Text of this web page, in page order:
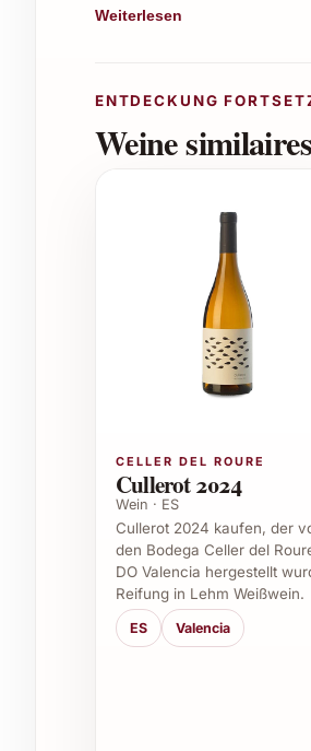
Anbauregion:
Laventura Malvasia
hervorragender
Salaten. Ebenso macht
gemütlichen Abendessen.
Passende Anlässe zum
Firmenfeiern und
Weihnachten – als
Sommerfeste und
Warum Laventura
Wer auf der Suche nach
mit dem Laventura
besondere
Weiterlesen
ENTDECKUNG
Weine
CELLER DEL ROURE
Cullerot 2024
Wein · ES
Cullerot 2024 kaufen, der
den Bodega Celler del
DO Valencia hergestellt
Reifung in Lehm Weißwein.
ES Valencia